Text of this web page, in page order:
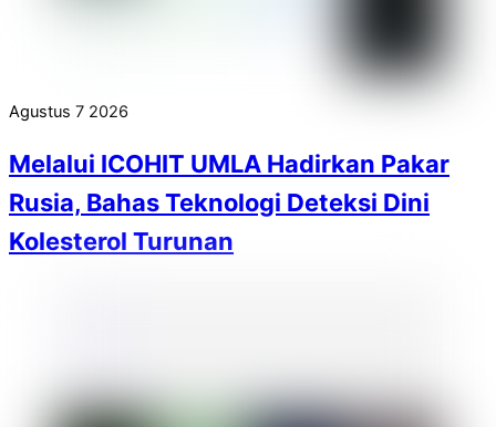
Agustus 7 2026
Melalui ICOHIT UMLA Hadirkan Pakar
Rusia, Bahas Teknologi Deteksi Dini
Kolesterol Turunan